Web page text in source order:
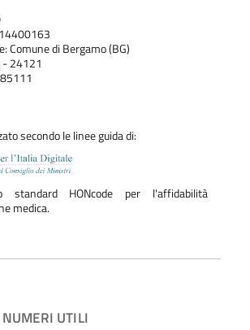
Comune di Bergamo (BG)
- 24121
secondo le linee guida di:
standard HONcode per l'affidabilità
medica.
NUMERI UTILI